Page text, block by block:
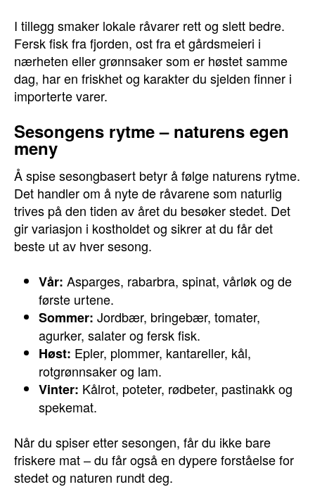
I tillegg smaker lokale råvarer rett og slett bedre.
Fersk fisk fra fjorden, ost fra et gårdsmeieri i
nærheten eller grønnsaker som er høstet samme
dag, har en friskhet og karakter du sjelden finner i
importerte varer.
Sesongens rytme – naturens egen
meny
Å spise sesongbasert betyr å følge naturens rytme.
Det handler om å nyte de råvarene som naturlig
trives på den tiden av året du besøker stedet. Det
gir variasjon i kostholdet og sikrer at du får det
beste ut av hver sesong.
Vår: Asparges, rabarbra, spinat, vårløk og de
første urtene.
Sommer: Jordbær, bringebær, tomater,
agurker, salater og fersk fisk.
Høst: Epler, plommer, kantareller, kål,
rotgrønnsaker og lam.
Vinter: Kålrot, poteter, rødbeter, pastinakk og
spekemat.
Når du spiser etter sesongen, får du ikke bare
friskere mat – du får også en dypere forståelse for
stedet og naturen rundt deg.